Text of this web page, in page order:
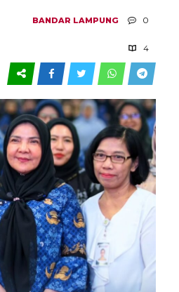
BANDAR LAMPUNG 0
4